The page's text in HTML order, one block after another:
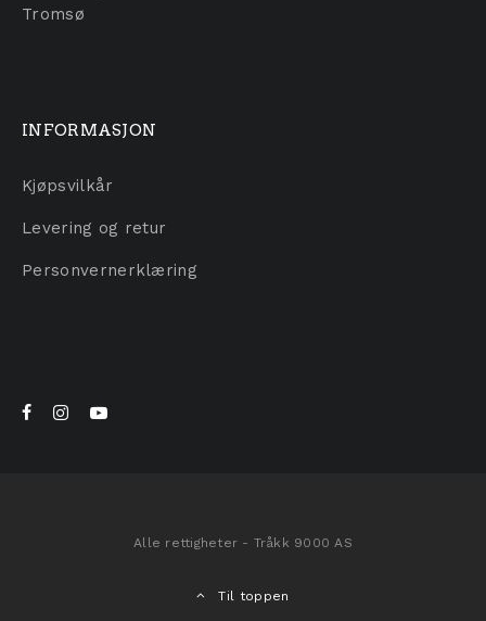
Tromsø
INFORMASJON
Kjøpsvilkår
Levering og retur
Personvernerklæring
Alle rettigheter - Tråkk 9000 AS
Til toppen